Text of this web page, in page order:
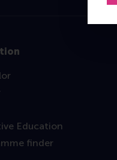
Education
finder